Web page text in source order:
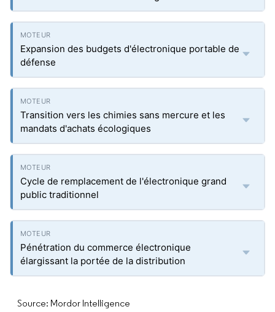
Expansion des budgets d'électronique portable de
défense
Transition vers les chimies sans mercure et les
mandats d'achats écologiques
Cycle de remplacement de l'électronique grand
public traditionnel
Pénétration du commerce électronique
élargissant la portée de la distribution
Source: Mordor Intelligence